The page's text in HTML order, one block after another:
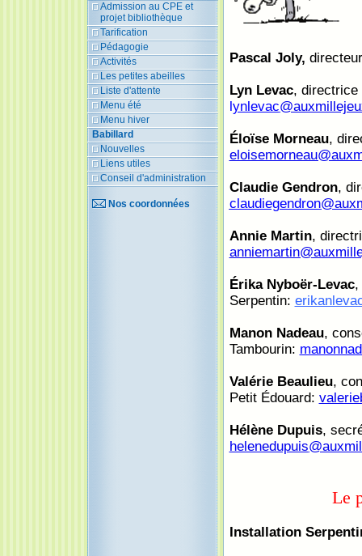
Admission au CPE et
projet bibliothèque
Tarification
Pédagogie
Activités
Les petites abeilles
Liste d'attente
Menu été
Menu hiver
Babillard
Nouvelles
Liens utiles
Conseil d'administration
Nos coordonnées
Pascal Joly,
Lyn Levac,
lynlevac
Éloïse Morneau,
Claudie Gendron,
claudiegendron
Annie Martin,
Érika Nyboër-Levac,
Serpentin:
Manon Nadeau,
Tambourin:
Valérie Beaulieu,
Petit Édouard:
Hélène Dupuis,
helenedupuis
Le
Installation